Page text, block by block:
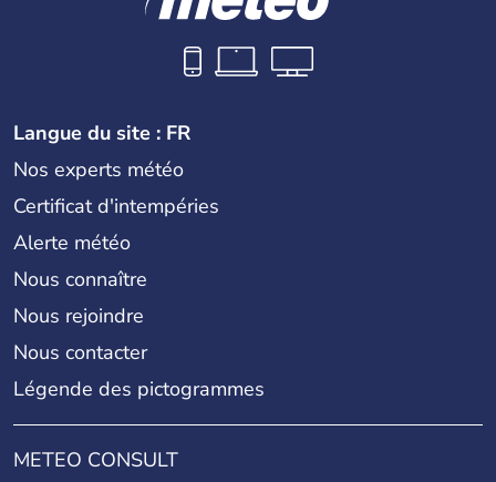
Langue du site : FR
Nos experts météo
Certificat d'intempéries
Alerte météo
Nous connaître
Nous rejoindre
Nous contacter
Légende des pictogrammes
METEO CONSULT